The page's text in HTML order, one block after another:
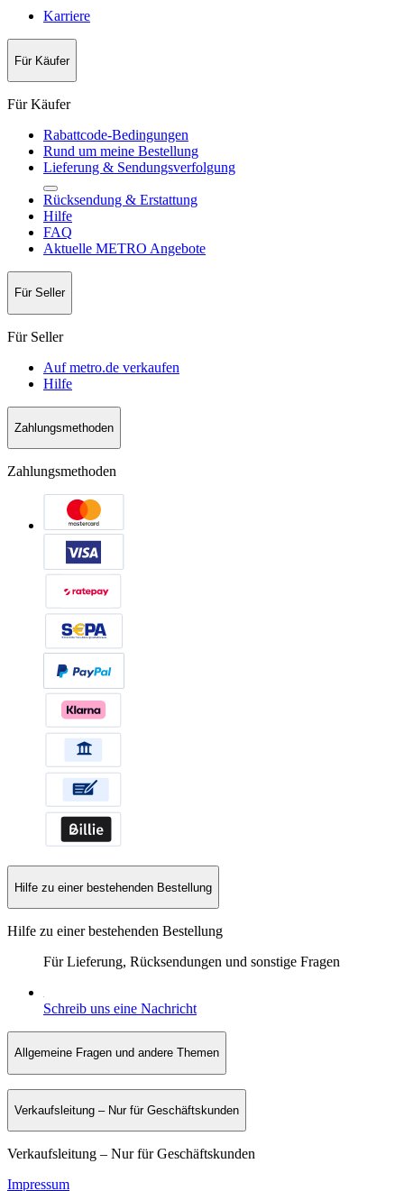
Karriere
Für Käufer
Für Käufer
Rabattcode-Bedingungen
Rund um meine Bestellung
Lieferung & Sendungsverfolgung
Rücksendung & Erstattung
Hilfe
FAQ
Aktuelle METRO Angebote
Für Seller
Für Seller
Auf metro.de verkaufen
Hilfe
Zahlungsmethoden
Zahlungsmethoden
Hilfe zu einer bestehenden Bestellung
Hilfe zu einer bestehenden Bestellung
Für Lieferung, Rücksendungen und sonstige Fragen
Schreib uns eine Nachricht
Allgemeine Fragen und andere Themen
Verkaufsleitung – Nur für Geschäftskunden
Verkaufsleitung – Nur für Geschäftskunden
Impressum